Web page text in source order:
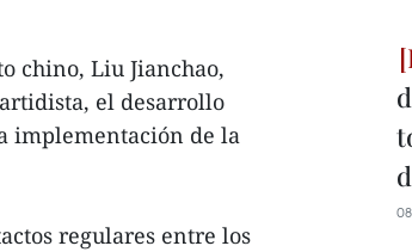
chino, Liu Jianchao,
el desarrollo
implementación de la
regulares entre los